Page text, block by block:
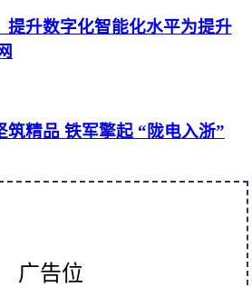
提升数字化智能化水平为提升
筑精品 铁军擎起 “陇电入浙”
广告位